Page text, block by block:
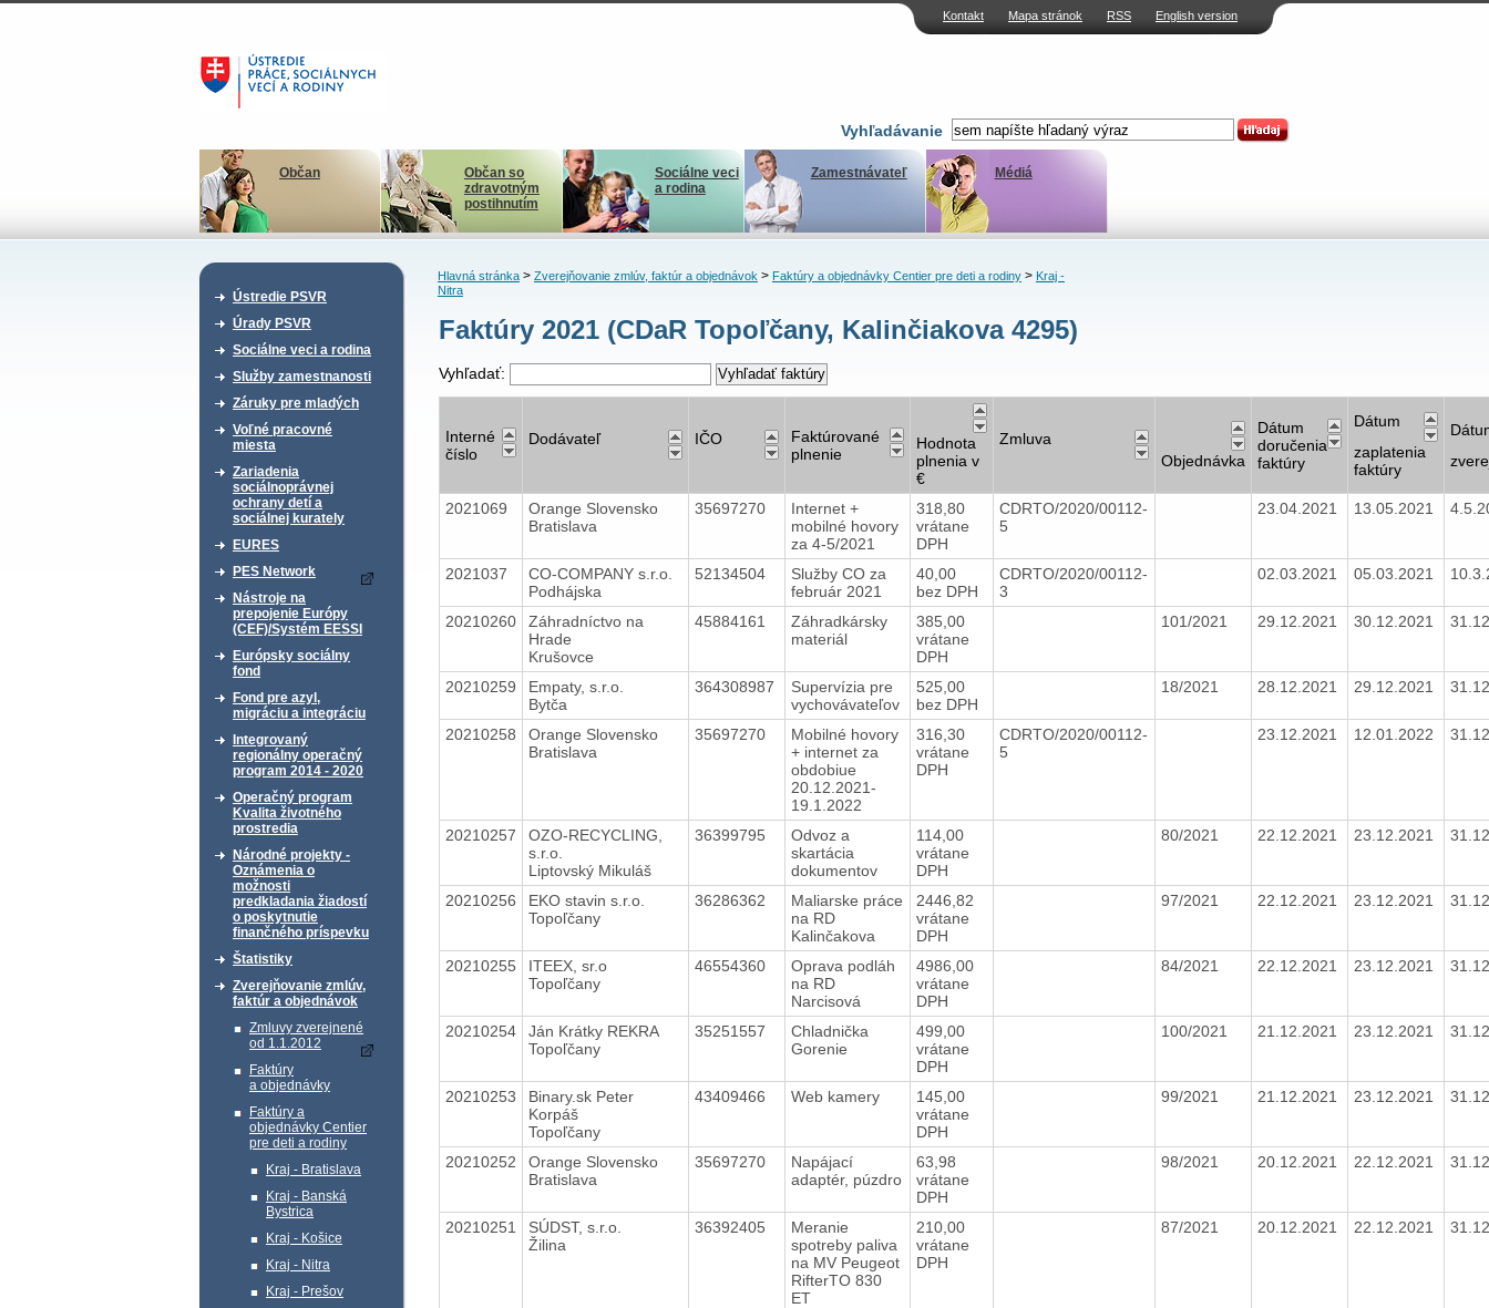
Kontakt Mapa stránok RSS English version
Vyhľadávanie
Občan
Občan so
zdravotným
postihnutím
Sociálne veci
a rodina
Zamestnávateľ Médiá
Ústredie PSVR
Úrady PSVR
Sociálne veci a rodina
Služby zamestnanosti
Záruky pre mladých
Voľné pracovné
miesta
Zariadenia
sociálnoprávnej
ochrany detí a
sociálnej kurately
EURES
PES Network
Nástroje na
prepojenie Európy
(CEF)/Systém EESSI
Európsky sociálny
fond
Fond pre azyl,
migráciu a integráciu
Integrovaný
regionálny operačný
program 2014 - 2020
Operačný program
Kvalita životného
prostredia
Národné projekty -
Oznámenia o
možnosti
predkladania žiadostí
o poskytnutie
finančného príspevku
Štatistiky
Zverejňovanie zmlúv,
faktúr a objednávok
Zmluvy zverejnené
od 1.1.2012
Faktúry
a objednávky
Faktúry a
objednávky Centier
pre deti a rodiny
Kraj - Bratislava
Kraj - Banská
Bystrica
Kraj - Košice
Kraj - Nitra
Kraj - Prešov
Hlavná stránka> Zverejňovanie zmlúv, faktúr a objednávok> Faktúry a objednávky Centier pre deti a rodiny> Kraj -
Nitra
Faktúry 2021 (CDaR Topoľčany, Kalinčiakova 4295)
Vyhľadať:
Interné
číslo
Dodávateľ IČO
Faktúrované
plnenie
Hodnota
plnenia v
€
Zmluva
Objednávka
Dátum
doručenia
faktúry
Dátum
zaplatenia
faktúry
2021069
Orange Slovensko
Bratislava
35697270
Internet +
mobilné hovory
za 4-5/2021
318,80
vrátane
DPH
CDRTO/2020/00112-
5
23.04.2021 13.05.2021
2021037
CO-COMPANY s.r.o.
Podhájska
52134504
Služby CO za
február 2021
40,00
bez DPH
CDRTO/2020/00112-
3
02.03.2021 05.03.2021
20210260
Záhradníctvo na
Hrade
Krušovce
45884161
Záhradkársky
materiál
385,00
vrátane
DPH
101/2021 29.12.2021 30.12.2021
20210259
Empaty, s.r.o.
Bytča
364308987
Supervízia pre
vychovávateľov
525,00
bez DPH
18/2021 28.12.2021 29.12.2021
20210258
Orange Slovensko
Bratislava
35697270
Mobilné hovory
+ internet za
obdobiue
20.12.2021-
19.1.2022
316,30
vrátane
DPH
CDRTO/2020/00112-
5
23.12.2021 12.01.2022
20210257
OZO-RECYCLING,
s.r.o.
Liptovský Mikuláš
36399795
Odvoz a
skartácia
dokumentov
114,00
vrátane
DPH
80/2021 22.12.2021 23.12.2021
20210256
EKO stavin s.r.o.
Topoľčany
36286362
Maliarske práce
na RD
Kalinčakova
2446,82
vrátane
DPH
97/2021 22.12.2021 23.12.2021
20210255
ITEEX, sr.o
Topoľčany
46554360
Oprava podláh
na RD
Narcisová
4986,00
vrátane
DPH
84/2021 22.12.2021 23.12.2021
20210254
Ján Krátky REKRA
Topoľčany
35251557
Chladnička
Gorenie
499,00
vrátane
DPH
100/2021 21.12.2021 23.12.2021
20210253
Binary.sk Peter
Korpáš
Topoľčany
43409466 Web kamery
145,00
vrátane
DPH
99/2021 21.12.2021 23.12.2021
20210252
Orange Slovensko
Bratislava
35697270
Napájací
adaptér, púzdro
63,98
vrátane
DPH
98/2021 20.12.2021 22.12.2021
20210251
SÚDST, s.r.o.
Žilina
36392405
Meranie
spotreby paliva
na MV Peugeot
RifterTO 830
ET
210,00
vrátane
DPH
87/2021 20.12.2021 22.12.2021